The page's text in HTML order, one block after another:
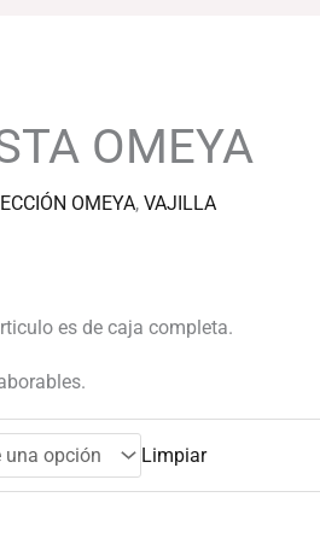
OMEYA
OMEYA,VAJILLA
es de caja completa.
Limpiar